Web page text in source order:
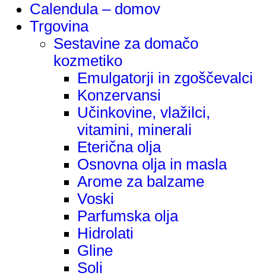
Calendula – domov
Trgovina
Sestavine za domačo
kozmetiko
Emulgatorji in zgoščevalci
Konzervansi
Učinkovine, vlažilci,
vitamini, minerali
Eterična olja
Osnovna olja in masla
Arome za balzame
Voski
Parfumska olja
Hidrolati
Gline
Soli